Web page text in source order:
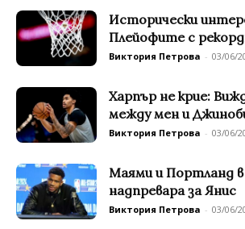
Исторически
Плейофите с
Виктория Петрова - 03/06/
Харпър не крие:
между мен и
Виктория Петрова - 03/06/
Маями и Портланд
надпревара за Янис
Виктория Петрова - 03/06/